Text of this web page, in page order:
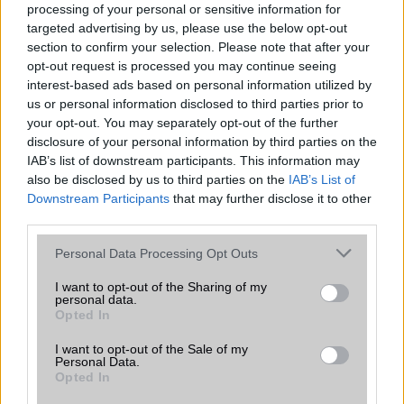
processing of your personal or sensitive information for
targeted advertising by us, please use the below opt-out
section to confirm your selection. Please note that after your
opt-out request is processed you may continue seeing
interest-based ads based on personal information utilized by
us or personal information disclosed to third parties prior to
your opt-out. You may separately opt-out of the further
disclosure of your personal information by third parties on the
IAB’s list of downstream participants. This information may
also be disclosed by us to third parties on the IAB’s List of
Downstream Participants that may further disclose it to other
Please note that this website/app uses one or more Google
not limited to your visit or usage behaviour. You may click to
grant or deny consent to Google and its third-party tags to
use your data for below specified purposes in below Google
consent section.
Personal Data Processing Opt Outs
I want to opt-out of the Sharing of my
personal data.
Opted In
I want to opt-out of the Sale of my
Personal Data.
Opted In
mást tapasztalnak
2026.07.30
A Google lezártnak tekinti a hónapok óta fennálló Pixel
akkumulátorhibát, de több felhasználó szerint a legújabb frissítés után
is változatlanul gyorsan merülnek a készülékek.
Samsung: prémium lesz az új Android XR-
okosszemüveg, de nem akarják túlárazni
2026.07.27
A Samsung első Android XR-okosszemüvegei a Galaxy-ökoszisztéma
– de „ésszerű” szinten tartanák az árazást.
Videós szelfivel is bejelentkezhetünk a
Google-fiókba: új azonosítási megoldást
vezetett be a Google
Az új „Selfie for sign-in” funkció videós arcfelismeréssel segíthet
visszaszerezni a hozzáférést, ha a felhasználó elveszíti megszokott
eszközét vagy kizárja magát a fiókjából.